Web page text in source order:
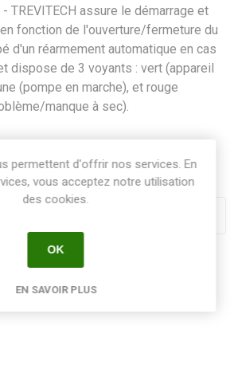
TREVITECH assure le démarrage et
fonction de l'ouverture/fermeture du
d'un réarmement automatique en cas
dispose de 3 voyants : vert (appareil
(pompe en marche), et rouge
manque à sec).
3700584739569
Share:
permettent d'offrir nos services. En
vous acceptez notre utilisation
des cookies.
OK
EN SAVOIR PLUS